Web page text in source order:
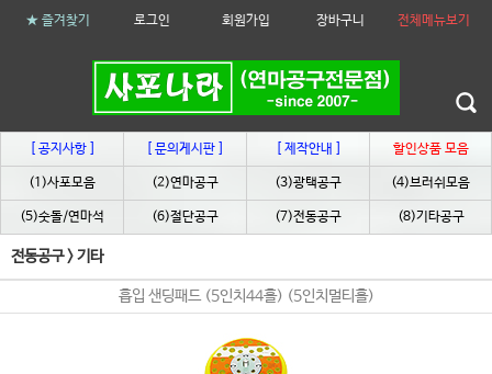
★ 즐겨찾기 로그인 회원가입 장바구니 전체메뉴보기
[ 공지사항 ] [ 문의게시판 ] [ 제작안내 ] 할인상품 모음
(1)사포모음 (2)연마공구 (3)광택공구 (4)브러쉬모음
(5)숫돌/연마석 (6)절단공구 (7)전동공구 (8)기타공구
전동공구>기타
흡입 샌딩패드 (5인치44홀) (5인치멀티홀)